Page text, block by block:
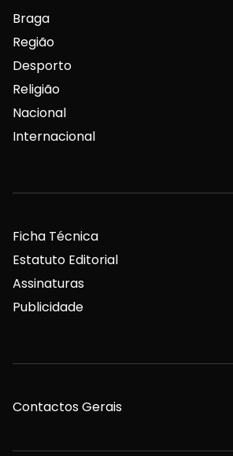
Braga
Região
Desporto
Religião
Nacional
Internacional
Ficha Técnica
Estatuto Editorial
Assinaturas
Publicidade
Contactos Gerais